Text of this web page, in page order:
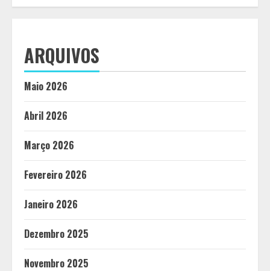
ARQUIVOS
Maio 2026
Abril 2026
Março 2026
Fevereiro 2026
Janeiro 2026
Dezembro 2025
Novembro 2025